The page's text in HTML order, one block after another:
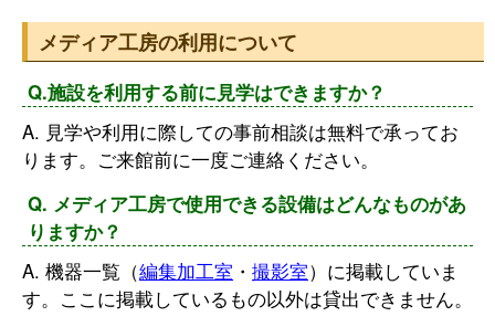
メディア工房の利用について
Q.施設を利用する前に見学はできますか？
A. 見学や利用に際しての事前相談は無料で承ってお
ります。ご来館前に一度ご連絡ください。
Q. メディア工房で使用できる設備はどんなものがあ
りますか？
A. 機器一覧（編集加工室 ・ 撮影室）に掲載していま
す。ここに掲載しているもの以外は貸出できません。